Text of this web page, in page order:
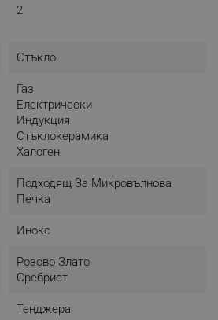
2
Стъкло
Газ
Електрически
Индукция
Стъклокерамика
Халоген
Подходящ За Микровълнова
Печка
Инокс
Розово Злато
Сребрист
Тенджера